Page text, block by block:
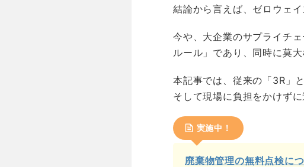
結論から言えば、ゼロウェ
今や、大企業のサプライチ
ルール」であり、同時に莫
本記事では、従来の「3R」
そして現場に負担をかけず
実施中！
廃棄物管理の無料点検に